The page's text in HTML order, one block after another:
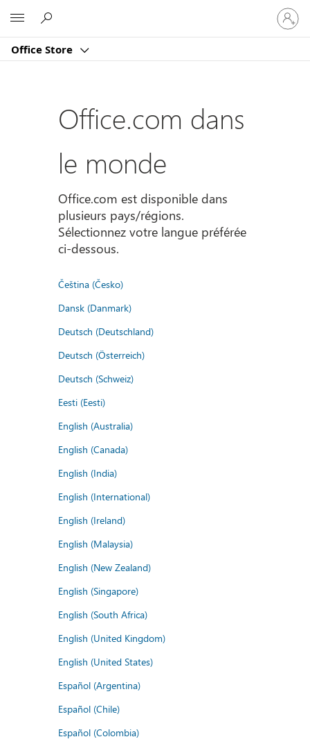
Office Store
vous
à
compte
Office.com dans
le monde
Office.com est disponible dans
plusieurs pays/régions.
Sélectionnez votre langue préférée
ci-dessous.
Čeština (Česko)
Dansk (Danmark)
Deutsch (Deutschland)
Deutsch (Österreich)
Deutsch (Schweiz)
Eesti (Eesti)
English (Australia)
English (Canada)
English (India)
English (International)
English (Ireland)
English (Malaysia)
English (New Zealand)
English (Singapore)
English (South Africa)
English (United Kingdom)
English (United States)
Español (Argentina)
Español (Chile)
Español (Colombia)